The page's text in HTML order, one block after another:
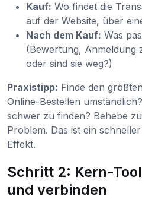
Kauf: Wo findet die
auf der Website, über
Nach dem Kauf: Was
(Bewertung, Anmeldung
oder sind sie weg?)
Praxistipp: Finde den
Online-Bestellen
schwer zu finden? Behebe
Problem. Das ist ein
Effekt.
Schritt 2: Kern-
und verbinden